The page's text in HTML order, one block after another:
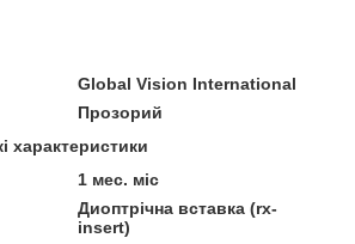
Global Vision International
Прозорий
характеристики
1 мес. міс
Диоптрічна вставка (rx-
insert)